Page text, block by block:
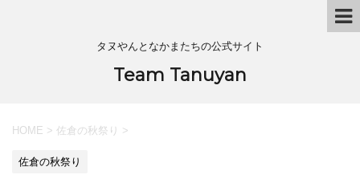
タヌやんとなかまたちの公式サイト
Team Tanuyan
HOME > 佐倉の秋祭り >
佐倉の秋祭り